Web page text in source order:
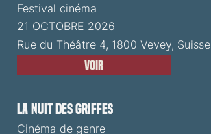
Festival cinéma
21 OCTOBRE 2026
Rue du Théâtre 4, 1800 Vevey, Suisse
Voir
La Nuit des Griffes
Cinéma de genre